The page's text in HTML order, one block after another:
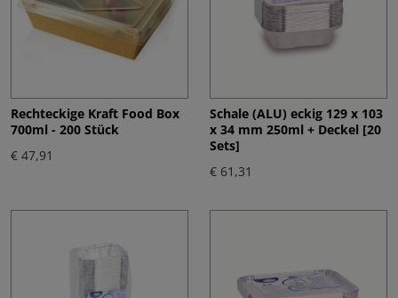
Rechteckige Kraft Food Box
700ml - 200 Stück
€ 47,91
Schale (ALU) eckig 129 x 103
x 34 mm 250ml + Deckel [20
Sets]
€ 61,31